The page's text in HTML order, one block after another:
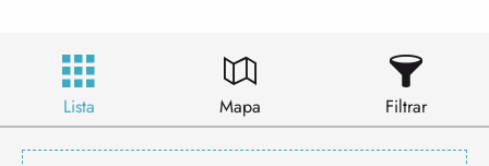
Lista Mapa Filtrar